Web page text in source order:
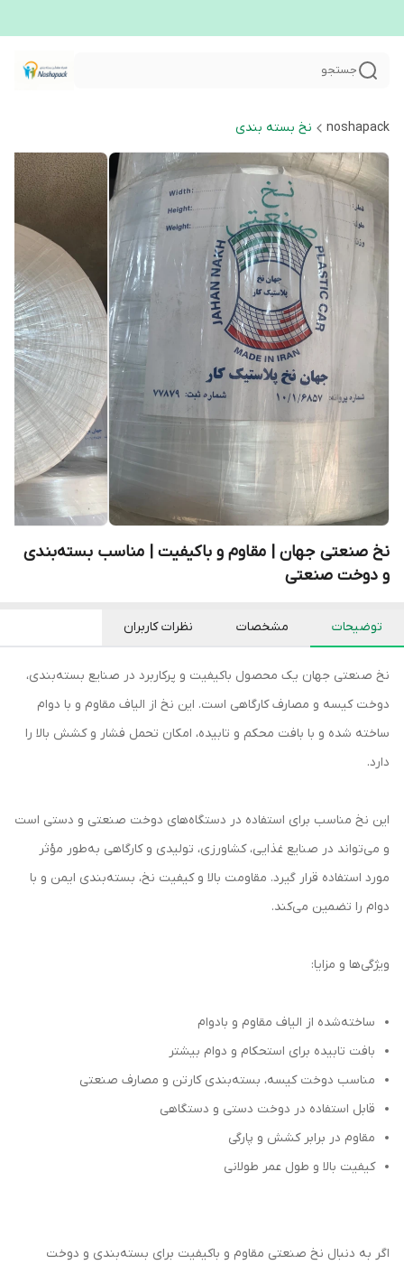
جستجو
noshapack نخ بسته بندی
نخ صنعتی جهان | مقاوم و باکیفیت | مناسب بسته‌بندی
و دوخت صنعتی
توضیحات مشخصات نظرات کاربران
نخ صنعتی جهان یک محصول باکیفیت و پرکاربرد در صنایع بسته‌بندی،
دوخت کیسه و مصارف کارگاهی است. این نخ از الیاف مقاوم و با دوام
ساخته شده و با بافت محکم و تابیده، امکان تحمل فشار و کشش بالا را
دارد.
این نخ مناسب برای استفاده در دستگاه‌های دوخت صنعتی و دستی است
و می‌تواند در صنایع غذایی، کشاورزی، تولیدی و کارگاهی به‌طور مؤثر
مورد استفاده قرار گیرد. مقاومت بالا و کیفیت نخ، بسته‌بندی ایمن و با
دوام را تضمین می‌کند.
ویژگی‌ها و مزایا:
ساخته‌شده از الیاف مقاوم و بادوام
بافت تابیده برای استحکام و دوام بیشتر
مناسب دوخت کیسه، بسته‌بندی کارتن و مصارف صنعتی
قابل استفاده در دوخت دستی و دستگاهی
مقاوم در برابر کشش و پارگی
کیفیت بالا و طول عمر طولانی
اگر به دنبال نخ صنعتی مقاوم و باکیفیت برای بسته‌بندی و دوخت